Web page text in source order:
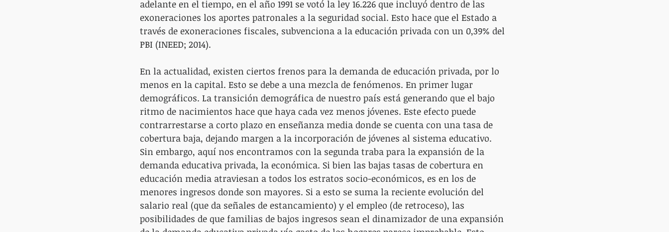
adelante en el tiempo, en el año 1991 se votó la ley 16.226 que incluyó dentro de las
exoneraciones los aportes patronales a la seguridad social. Esto hace que el Estado a
través de exoneraciones fiscales, subvenciona a la educación privada con un 0,39% del
PBI (INEED; 2014).
En la actualidad, existen ciertos frenos para la demanda de educación privada, por lo
menos en la capital. Esto se debe a una mezcla de fenómenos. En primer lugar
demográficos. La transición demográfica de nuestro país está generando que el bajo
ritmo de nacimientos hace que haya cada vez menos jóvenes. Este efecto puede
contrarrestarse a corto plazo en enseñanza media donde se cuenta con una tasa de
cobertura baja, dejando margen a la incorporación de jóvenes al sistema educativo.
Sin embargo, aquí nos encontramos con la segunda traba para la expansión de la
demanda educativa privada, la económica. Si bien las bajas tasas de cobertura en
educación media atraviesan a todos los estratos socio-económicos, es en los de
menores ingresos donde son mayores. Si a esto se suma la reciente evolución del
salario real (que da señales de estancamiento) y el empleo (de retroceso), las
posibilidades de que familias de bajos ingresos sean el dinamizador de una expansión